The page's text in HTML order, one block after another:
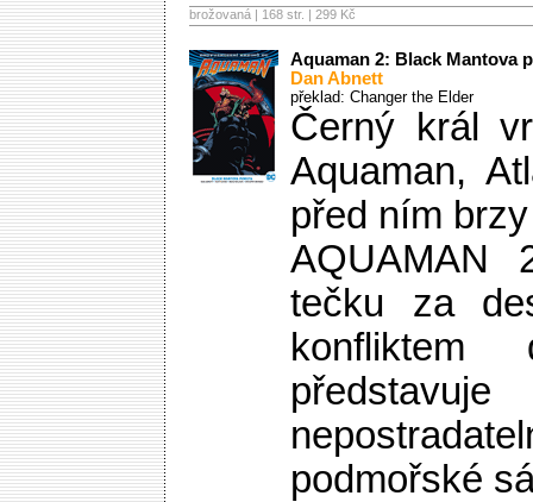
brožovaná | 168 str. | 299 Kč
Aquaman 2: Black Mantova
Dan Abnett
překlad: Changer the Elder
Černý král
Aquaman,
před ním
AQUAMAN
tečku za
podmořské